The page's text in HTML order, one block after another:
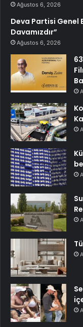
Ağustos 6, 2026
Deva Partisi Genel
Davamızdır”
Ağustos 6, 2026